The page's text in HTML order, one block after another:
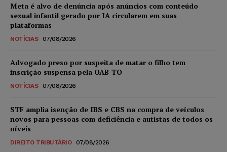
Meta é alvo de denúncia após anúncios com conteúdo
sexual infantil gerado por IA circularem em suas
plataformas
NOTÍCIAS 07/08/2026
Advogado preso por suspeita de matar o filho tem
inscrição suspensa pela OAB-TO
NOTÍCIAS 07/08/2026
STF amplia isenção de IBS e CBS na compra de veículos
novos para pessoas com deficiência e autistas de todos os
níveis
DIREITO TRIBUTÁRIO 07/08/2026